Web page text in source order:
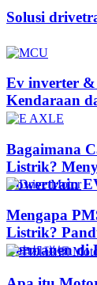
Solusi
Ev inverter
Kendaraan
Bagaimana
Listrik?
Powertrain
Mengapa
Listrik?
Permanen di